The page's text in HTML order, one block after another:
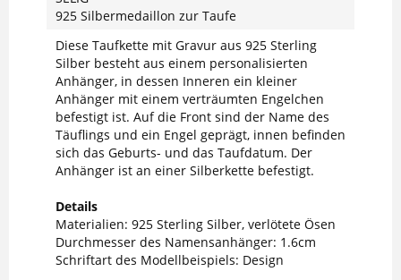
925 Silbermedaillon zur Taufe
Diese Taufkette mit Gravur aus 925 Sterling
Silber besteht aus einem personalisierten
Anhänger, in dessen Inneren ein kleiner
Anhänger mit einem verträumten Engelchen
befestigt ist. Auf die Front sind der Name des
Täuflings und ein Engel geprägt, innen befinden
sich das Geburts- und das Taufdatum. Der
Anhänger ist an einer Silberkette befestigt.
Details
Materialien: 925 Sterling Silber, verlötete Ösen
Durchmesser des Namensanhänger: 1.6cm
Schriftart des Modellbeispiels: Design